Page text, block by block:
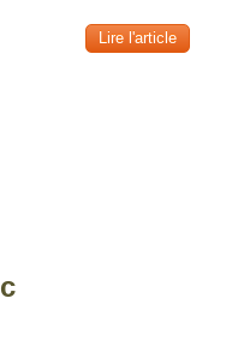
Lire l'article